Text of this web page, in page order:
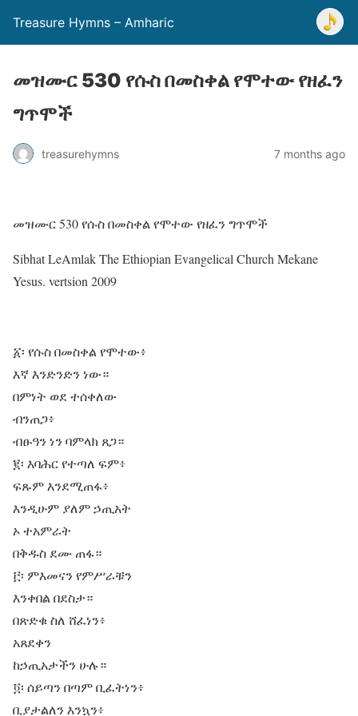
Treasure Hymns – Amharic
መዝሙር 530 የሱስ በመስቀል የሞተው የዘፈን
ግጥሞች
treasurehymns 7 months ago
መዝሙር 530 የሱስ በመስቀል የሞተው የዘፈን ግጥሞች
Sibhat LeAmlak The Ethiopian Evangelical Church Mekane
Yesus. vertsion 2009
፩፡ የሱስ በመስቀል የሞተው፥
እኛ እንድንድን ነው።
በምነት ወደ ተሰቀለው
ብንጠጋ፥
ብፁዓን ነን ባምላክ ጸጋ።
፪፡ እባሕር የተጣለ ፍም፥
ፍጹም እንደሚጠፋ፥
እንዲሁም ያለም ኃጢአት
ኦ ተአምራት
በቅዱስ ደሙ ጠፋ።
፫፡ ምእመናን የምሥራቹን
እንቀበል በደስታ።
በጽድቁ ስለ ሸፈነን፥
አጸደቀን
ከኃጢአታችን ሁሉ።
፬፡ ሰይጣን በጣም ቢፈትነን፥
ቢያታልለን እንኳን፥